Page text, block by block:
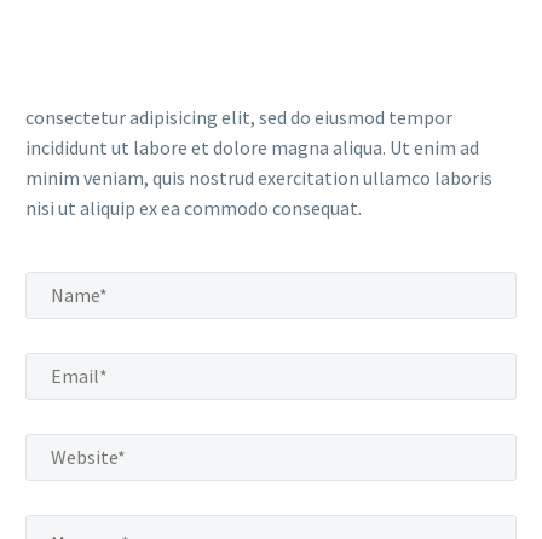
consectetur adipisicing elit, sed do eiusmod tempor
incididunt ut labore et dolore magna aliqua. Ut enim ad
minim veniam, quis nostrud exercitation ullamco laboris
nisi ut aliquip ex ea commodo consequat.